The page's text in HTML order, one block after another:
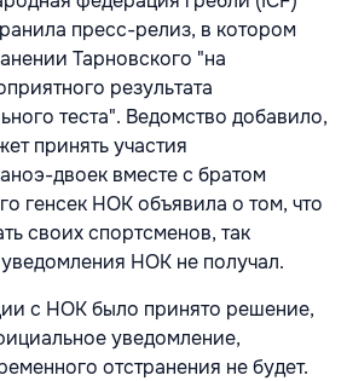
пресс-релиз, в котором
Тарновского "на
результата
теста". Ведомство добавило,
принять участия
двоек вместе с братом
генсек НОК объявила о том, что
своих спортсменов, так
НОК не получал.
с НОК было принято решение,
уведомление,
отстранения не будет.